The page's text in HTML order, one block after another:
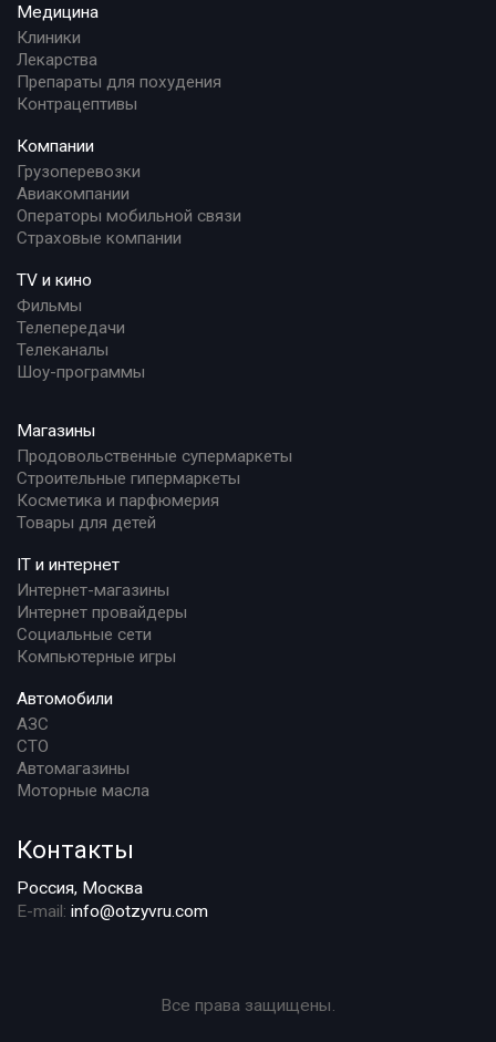
Медицина
Клиники
Лекарства
Препараты для похудения
Контрацептивы
Компании
Грузоперевозки
Авиакомпании
Операторы мобильной связи
Страховые компании
TV и кино
Фильмы
Телепередачи
Телеканалы
Шоу-программы
Магазины
Продовольственные супермаркеты
Строительные гипермаркеты
Косметика и парфюмерия
Товары для детей
IT и интернет
Интернет-магазины
Интернет провайдеры
Социальные сети
Компьютерные игры
Автомобили
АЗС
СТО
Автомагазины
Моторные масла
Контакты
Россия, Москва
E-mail: info@otzyvru.com
Все права защищены.